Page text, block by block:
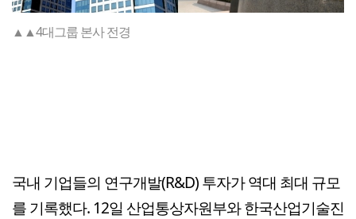
▲▲4대그룹 본사 전경
국내 기업들의 연구개발(R&D) 투자가 역대 최대 규모
를 기록했다. 12일 산업통상자원부와 한국산업기술진